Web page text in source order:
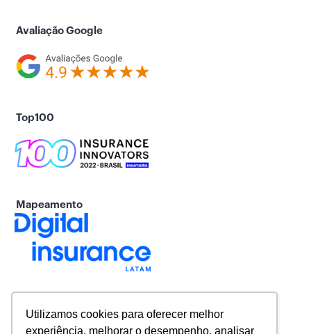
Utilizamos cookies para oferecer melhor
experiência, melhorar o desempenho, analisar
Avaliação Google
Top100
Mapeamento